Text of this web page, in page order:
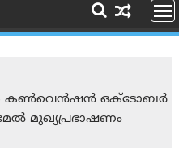
കൺവെൻഷൻ ഒക്ടോബർ
മുഖ്യപ്രഭാഷണം